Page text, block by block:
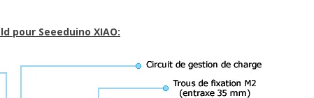
pour Seeeduino XIAO: